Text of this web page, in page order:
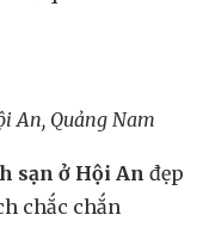
An, Quảng Nam
sạn ở Hội An đẹp
chắc chắn